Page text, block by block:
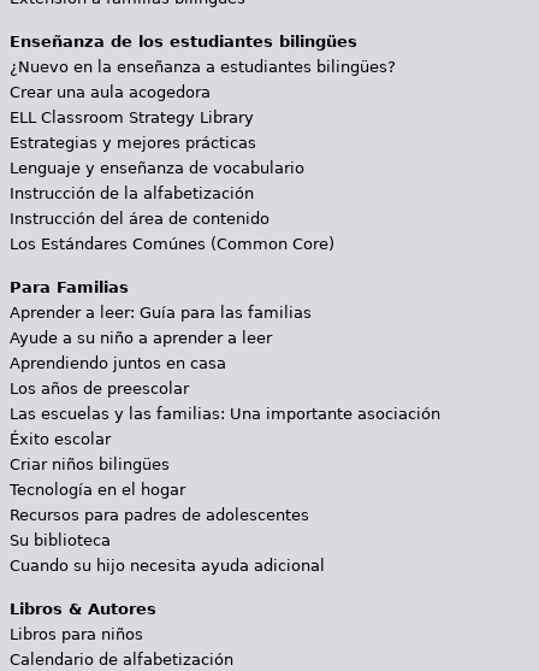
Enseñanza de los estudiantes bilingües
¿Nuevo en la enseñanza a estudiantes bilingües?
Crear una aula acogedora
ELL Classroom Strategy Library
Estrategias y mejores prácticas
Lenguaje y enseñanza de vocabulario
Instrucción de la alfabetización
Instrucción del área de contenido
Los Estándares Comúnes (Common Core)
Para Familias
Aprender a leer: Guía para las familias
Ayude a su niño a aprender a leer
Aprendiendo juntos en casa
Los años de preescolar
Las escuelas y las familias: Una importante asociación
Éxito escolar
Criar niños bilingües
Tecnología en el hogar
Recursos para padres de adolescentes
Su biblioteca
Cuando su hijo necesita ayuda adicional
Libros & Autores
Libros para niños
Calendario de alfabetización